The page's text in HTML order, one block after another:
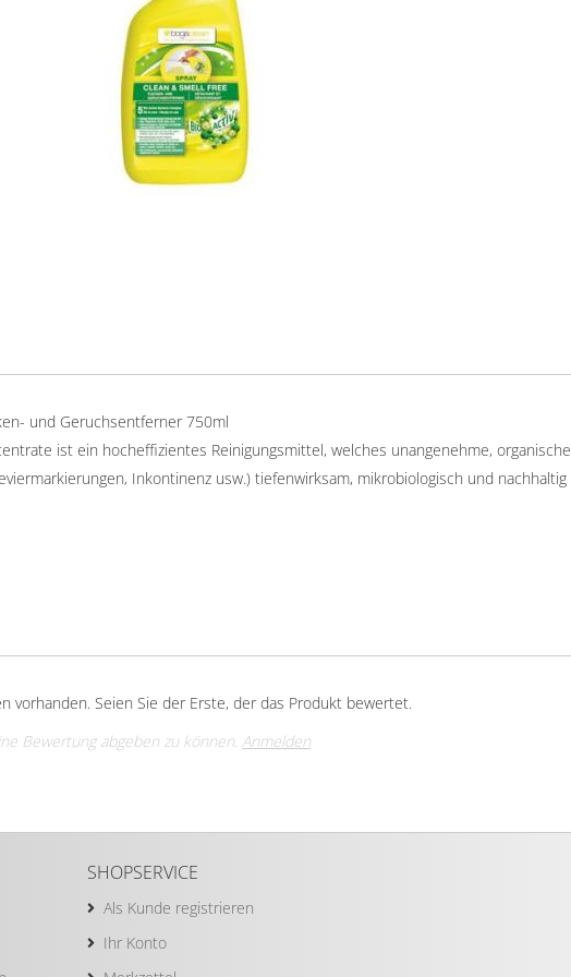
und Geruchsentferner 750ml
ist ein hocheffizientes Reinigungsmittel, welches unangenehme, organische
Inkontinenz usw.) tiefenwirksam, mikrobiologisch und nachhaltig
vorhanden. Seien Sie der Erste, der das Produkt bewertet.
Bewertung abgeben zu können. Anmelden
SHOPSERVICE
Als Kunde registrieren
Ihr Konto